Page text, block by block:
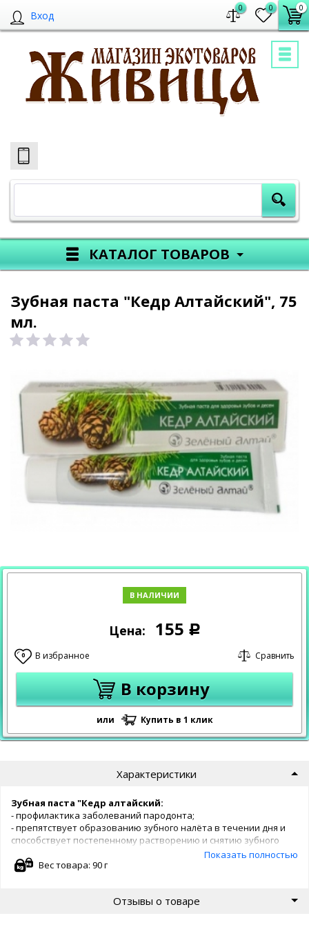
Вход
0 0 0
КАТАЛОГ ТОВАРОВ
Зубная паста "Кедр Алтайский", 75
мл.
В НАЛИЧИИ
Цена: 155 Р
0 В избранное Сравнить
В корзину
или Купить в 1 клик
Характеристики
Зубная паста "Кедр алтайский:
- профилактика заболеваний пародонта;
- препятствует образованию зубного налёта в течении дня и
способствует постепенному растворению и снятию зубного
- эффективно очищает зубную поверхность от биологического
- способствует видимому удалению жёлтого налёта с зубов
Показать полностью
Вес товара: 90 г
Отзывы о товаре